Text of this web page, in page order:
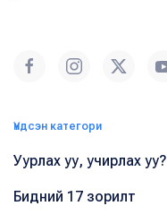
Үндсэн категори
Уурлах уу, учирлах уу?
Бидний 17 зорилт